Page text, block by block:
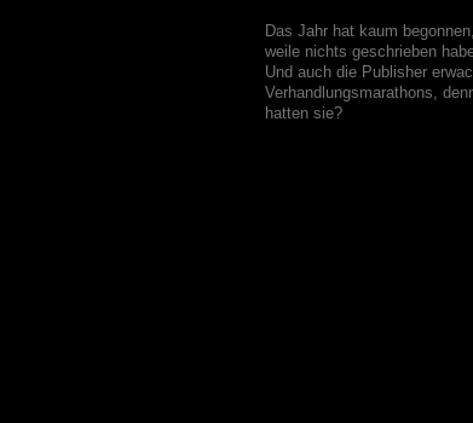
Das Jahr hat kaum
weile nichts geschrieben
Und auch die Publisher
Verhandlungsmarathons,
hatten sie?